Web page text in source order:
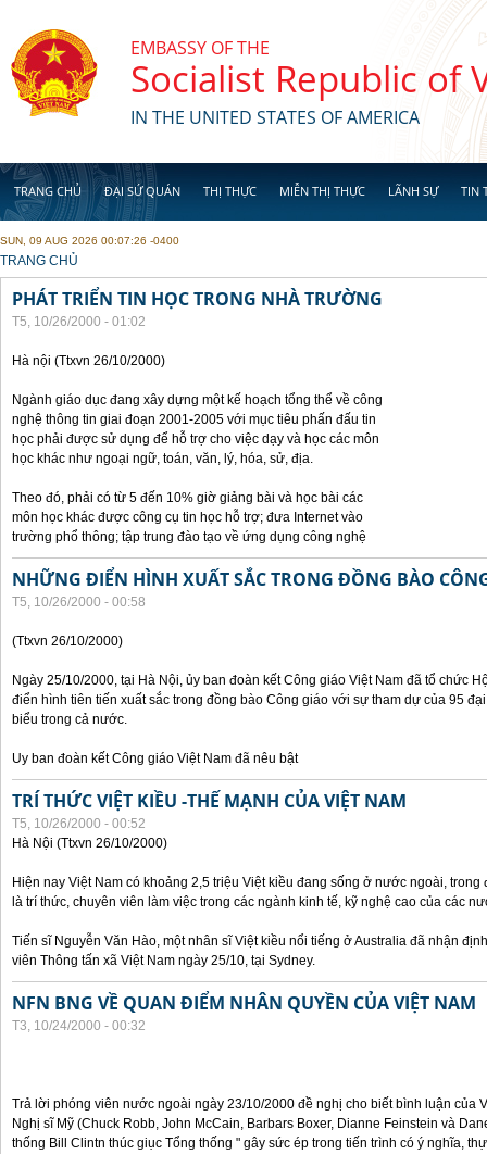
EMBASSY OF THE
Socialist Republic of
IN THE UNITED STATES OF AMERICA
TRANG CHỦ ĐẠI SỨ QUÁN THỊ THỰC MIỄN THỊ THỰC LÃNH SỰ TIN
SUN, 09 AUG 2026 00:07:26 -0400
YOU ARE HERE
TRANG CHỦ
PHÁT TRIỂN TIN HỌC TRONG NHÀ TRƯỜNG
T5, 10/26/2000 - 01:02
Hà nội (Ttxvn 26/10/2000)
Ngành giáo dục đang xây dựng một kế hoạch tổng thể về công
nghệ thông tin giai đoạn 2001-2005 với mục tiêu phấn đấu tin
học phải được sử dụng để hỗ trợ cho việc dạy và học các môn
học khác như ngoại ngữ, toán, văn, lý, hóa, sử, địa.
Theo đó, phải có từ 5 đến 10% giờ giảng bài và học bài các
môn học khác được công cụ tin học hỗ trợ; đưa Internet vào
trường phổ thông; tập trung đào tạo về ứng dụng công nghệ
NHỮNG ĐIỂN HÌNH XUẤT SẮC TRONG ĐỒNG BÀO
T5, 10/26/2000 - 00:58
(Ttxvn 26/10/2000)
Ngày 25/10/2000, tại Hà Nội, ủy ban đoàn kết Công giáo Việt Nam đã tổ chức
điển hình tiên tiến xuất sắc trong đồng bào Công giáo với sự tham dự của 95
biểu trong cả nước.
Uy ban đoàn kết Công giáo Việt Nam đã nêu bật
TRÍ THỨC VIỆT KIỀU -THẾ MẠNH CỦA VIỆT NAM
T5, 10/26/2000 - 00:52
Hà Nội (Ttxvn 26/10/2000)
Hiện nay Việt Nam có khoảng 2,5 triệu Việt kiều đang sống ở nước ngoài,
là trí thức, chuyên viên làm việc trong các ngành kinh tế, kỹ nghệ cao của các
Tiến sĩ Nguyễn Văn Hào, một nhân sĩ Việt kiều nổi tiếng ở Australia đã nhận
viên Thông tấn xã Việt Nam ngày 25/10, tại Sydney.
NFN BNG VỀ QUAN ĐIỂM NHÂN QUYỀN CỦA VIỆT NAM
T3, 10/24/2000 - 00:32
Trả lời phóng viên nước ngoài ngày 23/10/2000 đề nghị cho biết bình luận của
Nghị sĩ Mỹ (Chuck Robb, John McCain, Barbars Boxer, Dianne Feinstein và
thống Bill Clintn thúc giục Tổng thống " gây sức ép trong tiến trình có ý nghĩa,